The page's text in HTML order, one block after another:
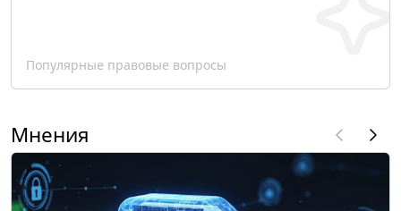
Популярные правовые вопросы
Мнения